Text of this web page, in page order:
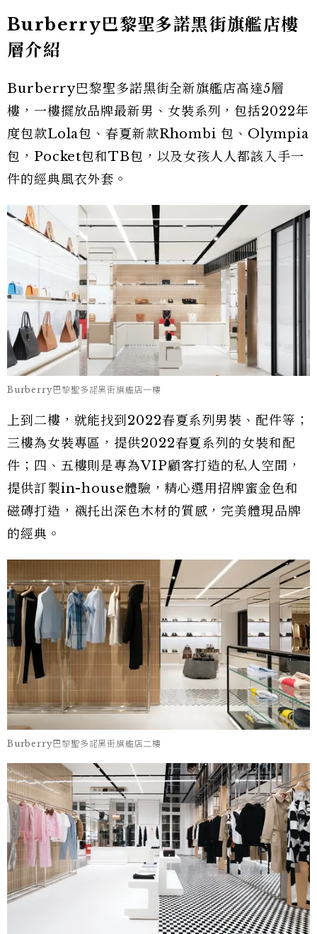
Burberry巴黎聖多諾黑街旗艦店樓
層介紹
Burberry巴黎聖多諾黑街全新旗艦店高達5層
樓，一樓擺放品牌最新男、女裝系列，包括2022年
度包款Lola包、春夏新款Rhombi 包、Olympia
包，Pocket包和TB包，以及女孩人人都該入手一
件的經典風衣外套。
Burberry巴黎聖多諾黑街旗艦店一樓
上到二樓，就能找到2022春夏系列男裝、配件等；
三樓為女裝專區，提供2022春夏系列的女裝和配
件；四、五樓則是專為VIP顧客打造的私人空間，
提供訂製in-house體驗，精心選用招牌蜜金色和
磁磚打造，襯托出深色木材的質感，完美體現品牌
的經典。
Burberry巴黎聖多諾黑街旗艦店二樓